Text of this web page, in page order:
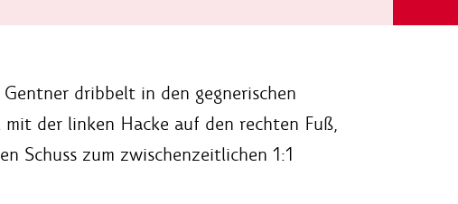
dribbelt in den gegnerischen
der linken Hacke auf den rechten Fuß,
Schuss zum zwischenzeitlichen 1:1